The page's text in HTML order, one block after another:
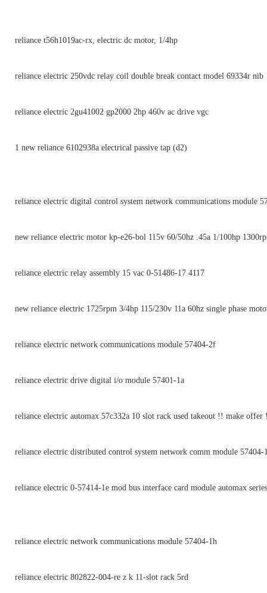
reliance t56h1019ac-rx, electric dc motor, 1/4hp
reliance electric 250vdc relay coil double break contact model 69334r nib
reliance electric 2gu41002 gp2000 2hp 460v ac drive vgc
1 new reliance 6102938a electrical passive tap (d2)
reliance electric digital control system network communications module
new reliance electric motor kp-e26-bol 115v 60/50hz .45a 1/100hp
reliance electric relay assembly 15 vac 0-51486-17 4117
new reliance electric 1725rpm 3/4hp 115/230v 11a 60hz single phase
reliance electric network communications module 57404-2f
reliance electric drive digital i/o module 57401-1a
reliance electric automax 57c332a 10 slot rack used takeout !! make offer
reliance electric distributed control system network comm module 57404-
reliance electric 0-57414-1e mod bus interface card module automax
reliance electric network communications module 57404-1h
reliance electric 802822-004-re z k 11-slot rack 5rd